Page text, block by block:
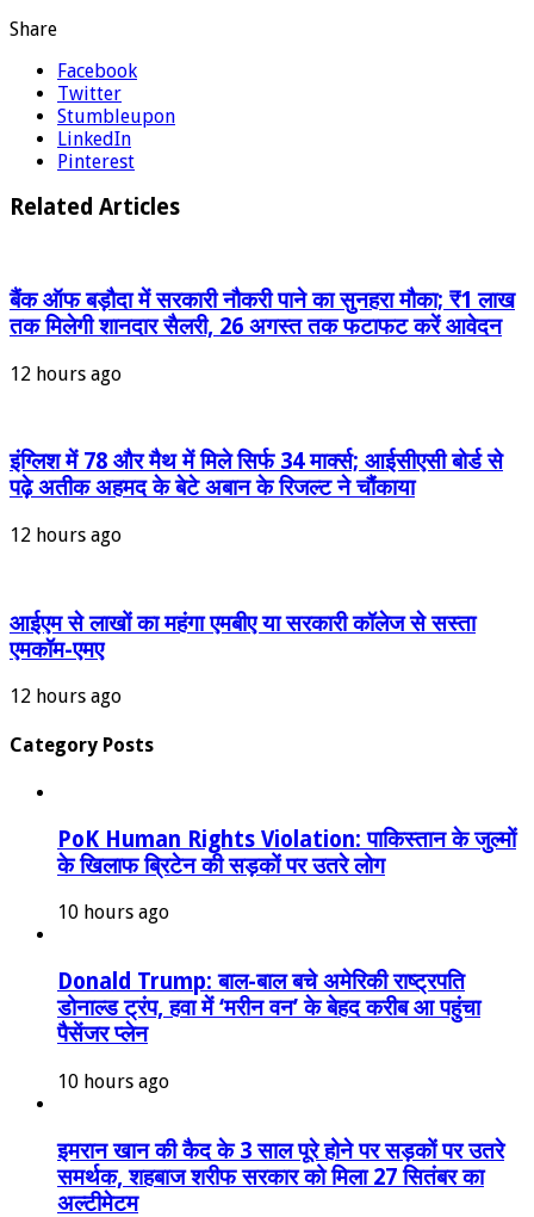
Share
Facebook
Twitter
Stumbleupon
LinkedIn
Pinterest
Related Articles
बैंक ऑफ बड़ौदा में सरकारी नौकरी पाने का सुनहरा मौका; ₹1 लाख
तक मिलेगी शानदार सैलरी, 26 अगस्त तक फटाफट करें आवेदन
12 hours ago
इंग्लिश में 78 और मैथ में मिले सिर्फ 34 मार्क्स; आईसीएसी बोर्ड से
पढ़े अतीक अहमद के बेटे अबान के रिजल्ट ने चौंकाया
12 hours ago
आईएम से लाखों का महंगा एमबीए या सरकारी कॉलेज से सस्ता
एमकॉम-एमए
12 hours ago
Category Posts
PoK Human Rights Violation: पाकिस्तान के जुल्मों
के खिलाफ ब्रिटेन की सड़कों पर उतरे लोग
10 hours ago
Donald Trump: बाल-बाल बचे अमेरिकी राष्ट्रपति
डोनाल्ड ट्रंप, हवा में ‘मरीन वन’ के बेहद करीब आ पहुंचा
पैसेंजर प्लेन
10 hours ago
इमरान खान की कैद के 3 साल पूरे होने पर सड़कों पर उतरे
समर्थक, शहबाज शरीफ सरकार को मिला 27 सितंबर का
अल्टीमेटम